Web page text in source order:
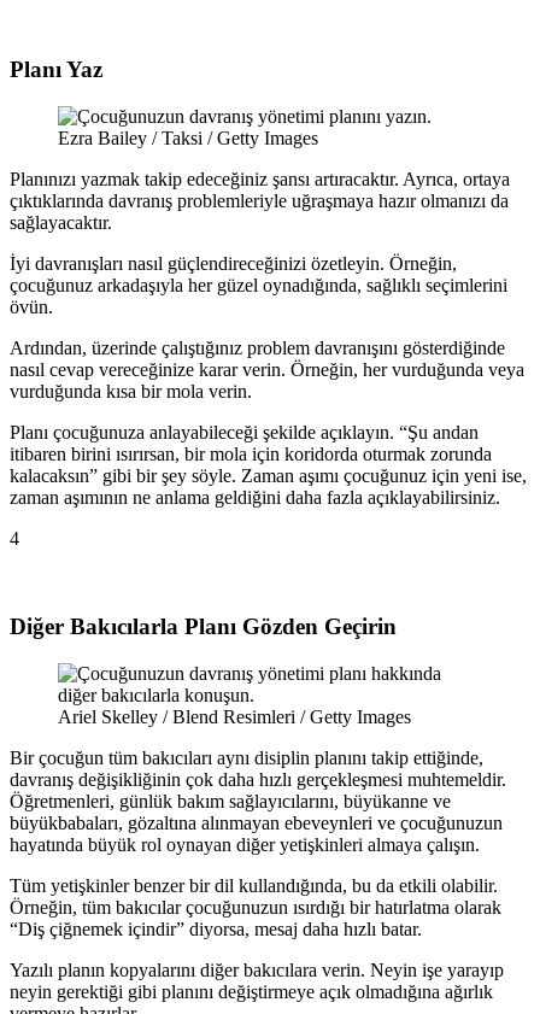
Planı Yaz
Ezra Bailey / Taksi / Getty Images
Planınızı yazmak takip edeceğiniz şansı artıracaktır. Ayrıca, ortaya
çıktıklarında davranış problemleriyle uğraşmaya hazır olmanızı da
sağlayacaktır.
İyi davranışları nasıl güçlendireceğinizi özetleyin. Örneğin,
çocuğunuz arkadaşıyla her güzel oynadığında, sağlıklı seçimlerini
övün.
Ardından, üzerinde çalıştığınız problem davranışını gösterdiğinde
nasıl cevap vereceğinize karar verin. Örneğin, her vurduğunda veya
vurduğunda kısa bir mola verin.
Planı çocuğunuza anlayabileceği şekilde açıklayın. “Şu andan
itibaren birini ısırırsan, bir mola için koridorda oturmak zorunda
kalacaksın” gibi bir şey söyle. Zaman aşımı çocuğunuz için yeni ise,
zaman aşımının ne anlama geldiğini daha fazla açıklayabilirsiniz.
4
Diğer Bakıcılarla Planı Gözden Geçirin
Ariel Skelley / Blend Resimleri / Getty Images
Bir çocuğun tüm bakıcıları aynı disiplin planını takip ettiğinde,
davranış değişikliğinin çok daha hızlı gerçekleşmesi muhtemeldir.
Öğretmenleri, günlük bakım sağlayıcılarını, büyükanne ve
büyükbabaları, gözaltına alınmayan ebeveynleri ve çocuğunuzun
hayatında büyük rol oynayan diğer yetişkinleri almaya çalışın.
Tüm yetişkinler benzer bir dil kullandığında, bu da etkili olabilir.
Örneğin, tüm bakıcılar çocuğunuzun ısırdığı bir hatırlatma olarak
“Diş çiğnemek içindir” diyorsa, mesaj daha hızlı batar.
Yazılı planın kopyalarını diğer bakıcılara verin. Neyin işe yarayıp
neyin gerektiği gibi planını değiştirmeye açık olmadığına ağırlık